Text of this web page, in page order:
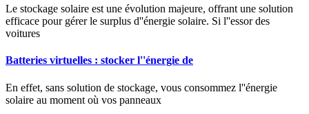
Le stockage solaire est une évolution majeure, offrant une solution
efficace pour gérer le surplus d''énergie solaire. Si l''essor des
voitures
Batteries virtuelles : stocker l''énergie de
En effet, sans solution de stockage, vous consommez l''énergie
solaire au moment où vos panneaux